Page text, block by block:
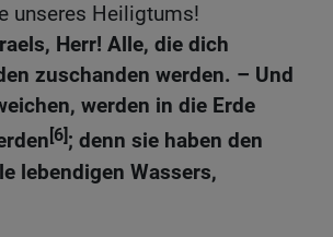
unseres Heiligtums!
Herr! Alle, die dich
zuschanden werden. – Und
werden in die Erde
[6]; denn sie haben den
lebendigen Wassers,